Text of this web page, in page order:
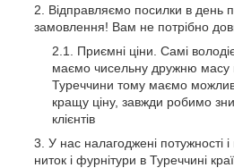
Відправляємо посилки в день
замовлення! Вам не потрібно
Приємні ціни. Самі
маємо чисельну дружню масу
Туреччини тому маємо
кращу ціну, завжди робимо
клієнтів
У нас налагоджені потужності
ниток і фурнітури в Туреччині